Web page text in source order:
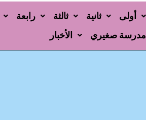
رابعة ثالثة ثانية
أولى
الأخبار
مدرسة صغيري